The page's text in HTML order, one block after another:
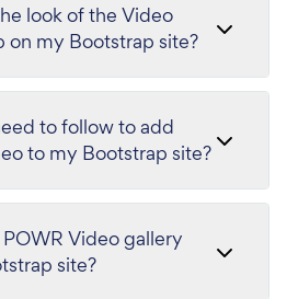
look of the Video
on my Bootstrap site?
to follow to add
to my Bootstrap site?
Video gallery
site?